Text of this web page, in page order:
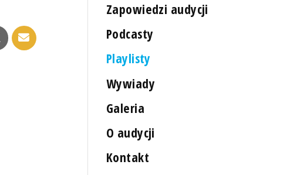
Zapowiedzi audycji
Podcasty
Playlisty
Wywiady
Galeria
O audycji
Kontakt